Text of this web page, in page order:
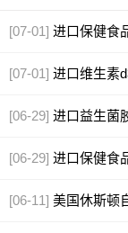
[07-01] 进口保健食
[07-01] 进口维生素
[06-29] 进口益生菌
[06-29] 进口保健食
[06-11] 美国休斯顿